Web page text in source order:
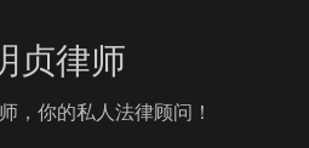
贞律师
，你的私人法律顾问！